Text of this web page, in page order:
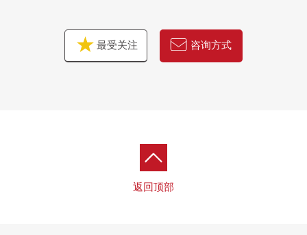
最受关注 咨询方式
返回顶部